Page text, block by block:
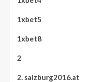
1xbet5
1xbet8
2
2. salzburg2016.at